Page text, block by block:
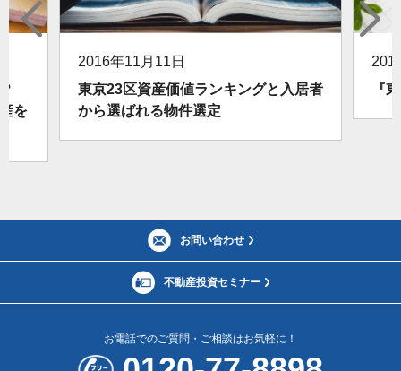
を
2016年11月11日
東京23区資産価値ランキングと入居者
から選ばれる物件選定
『
お問い合わせ
不動産投資セミナー
お電話でのご質問・ご相談はお気軽に！